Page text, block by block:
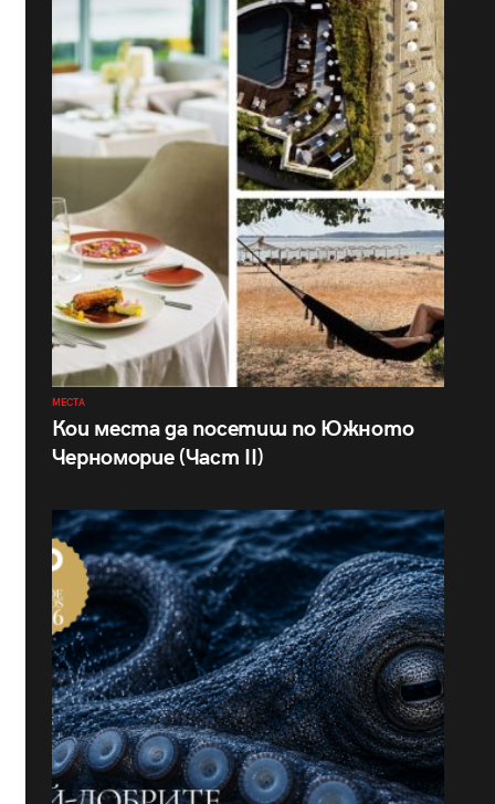
МЕСТА
Кои места да посетиш по Южното
Черноморие (Част II)